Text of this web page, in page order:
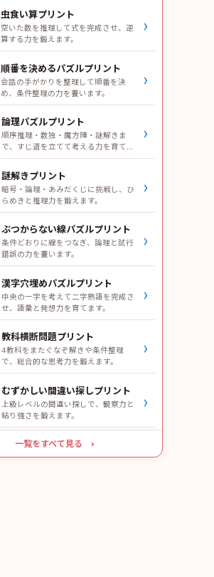
虫食い算プリント
空いた数を推理して式を完成させ、逆
算する力を鍛えます。
›
順番を決めるパズルプリント
会話の手がかりを整理して順番を決
め、条件整理の力を養います。
›
論理パズルプリント
順序推理・数独・魔方陣・謎解きま
で、すじ道を立てて考える力を育てま
す。
›
謎解きプリント
暗号・論理・あみだくじに挑戦し、ひ
らめきと推理力を鍛えます。
›
ぶつからない線パズルプリント
条件どおりに線をつなぎ、論理と試行
錯誤の力を養います。
›
漢字穴埋めパズルプリント
中央の一字を考えて二字熟語を完成さ
せ、語彙と発想力を育てます。
›
教科横断問題プリント
4教科をまたぐなぞ解きや条件整理
で、総合的な思考力を鍛えます。
›
むずかしい間違い探しプリント
上級レベルの間違い探しで、観察力と
粘り強さを鍛えます。
›
一覧をすべて見る ›